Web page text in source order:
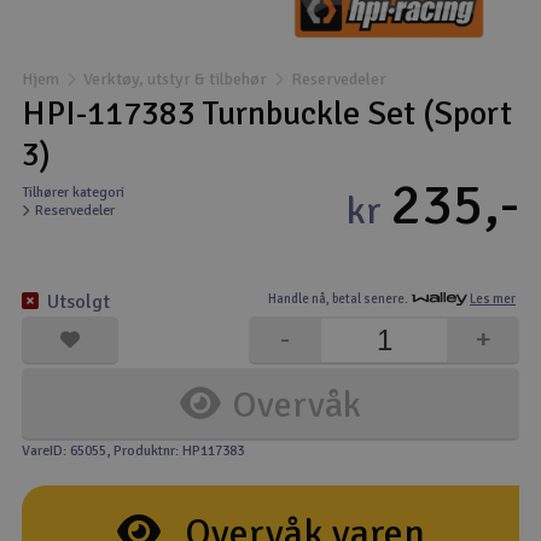
Droner
Fly
Helikopter
Kamerautstyr
Modellbygging, LEGO & byggesett
Modelljernbane
Motor & tilbehør
Hjem Verktøy, utstyr & tilbehør Reservedeler
HPI-117383 Turnbuckle Set (Sport
3)
Tilhører kategori
Reservedeler
Handle nå, betal senere. Les mer
kr 235,-
Overvåk
+
-
Utsolgt
VareID: 65055, Produktnr: HP117383